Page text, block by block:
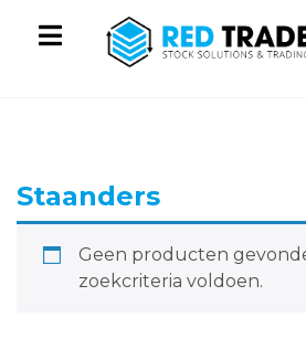
Staanders
Geen producten
zoekcriteria voldoen.